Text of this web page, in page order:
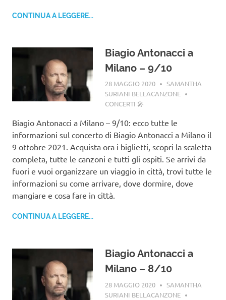
CONTINUA A LEGGERE...
Biagio Antonacci a
Milano – 9/10
28 MAGGIO 2020
SAMANTHA
SURIANI BELLACANZONE
CONCERTI 🎤
Biagio Antonacci a Milano – 9/10: ecco tutte le
informazioni sul concerto di Biagio Antonacci a Milano il
9 ottobre 2021. Acquista ora i biglietti, scopri la scaletta
completa, tutte le canzoni e tutti gli ospiti. Se arrivi da
fuori e vuoi organizzare un viaggio in città, trovi tutte le
informazioni su come arrivare, dove dormire, dove
mangiare e cosa fare in città.
CONTINUA A LEGGERE...
Biagio Antonacci a
Milano – 8/10
28 MAGGIO 2020
SAMANTHA
SURIANI BELLACANZONE